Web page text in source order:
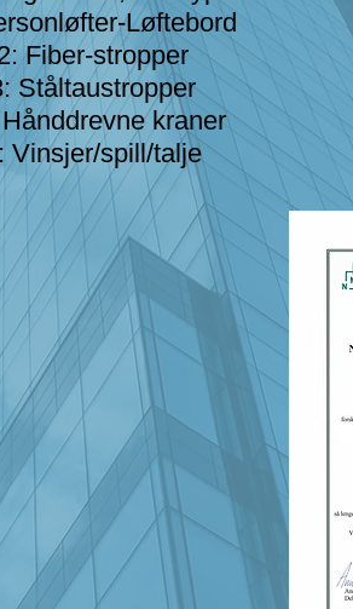
Løftebord
Fiber-stropper
Ståltaustropper
kraner
Vinsjer/spill/talje